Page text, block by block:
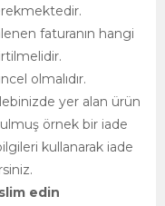
faturanın hangi
olmalıdır.
yer alan ürün
örnek bir iade
kullanarak iade
edin